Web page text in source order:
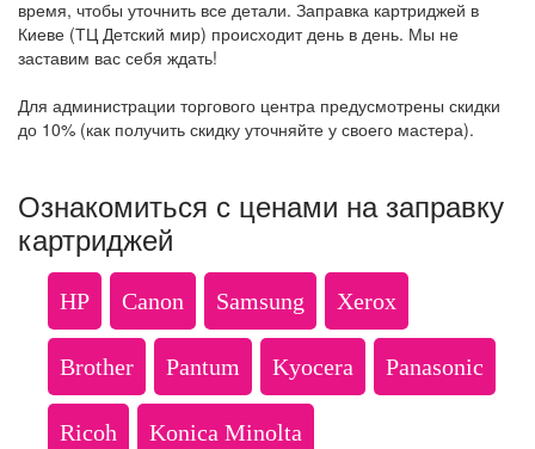
время, чтобы уточнить все детали. Заправка картриджей в
Киеве (ТЦ Детский мир) происходит день в день. Мы не
заставим вас себя ждать!
Для администрации торгового центра предусмотрены скидки
до 10% (как получить скидку уточняйте у своего мастера).
Ознакомиться с ценами на заправку
картриджей
HP Canon Samsung Xerox
Brother Pantum Kyocera Panasonic
Ricoh Konica Minolta